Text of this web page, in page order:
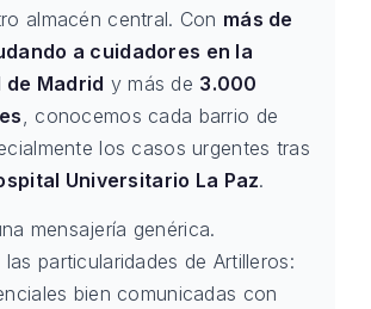
almacén central. Con más de
a cuidadores en la
de Madrid y más de 3.000
, conocemos cada barrio de
los casos urgentes tras
Universitario La Paz.
mensajería genérica.
particularidades de Artilleros:
bien comunicadas con